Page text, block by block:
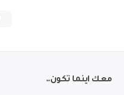
معك اينما تكون..